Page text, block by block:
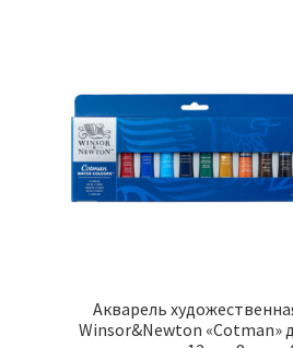
Акварель
Winsor&Newton «Cotman»